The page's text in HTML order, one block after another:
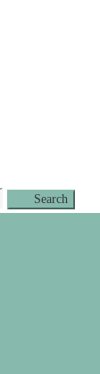
Search